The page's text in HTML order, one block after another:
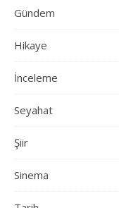
Gündem
Hikaye
İnceleme
Seyahat
Şiir
Sinema